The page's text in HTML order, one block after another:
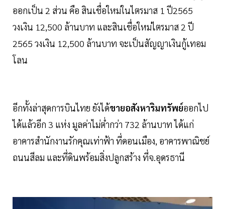
ออกเป็น 2 ส่วน คือ สินเชื่อใหม่ในไตรมาส 1 ปี2565
วงเงิน 12,500 ล้านบาท และสินเชื่อใหม่ไตรมาส 2 ปี
2565 วงเงิน 12,500 ล้านบาท จะเป็นสัญญาเงินกู้เทอม
โลน
อีกทั้งล่าสุดการบินไทย ยังได้ขายอสังหาริมทรัพย์ออกไป
ได้แล้วอีก 3 แห่ง มูลค่าไม่ต่ำกว่า 732 ล้านบาท ได้แก่
อาคารสำนักงานรักคุณเท่าฟ้า ที่ดอนเมือง, อาคารพาณิชย์
ถนนสีลม และที่ดินพร้อมสิ่งปลูกสร้าง ที่จ.อุดรธานี